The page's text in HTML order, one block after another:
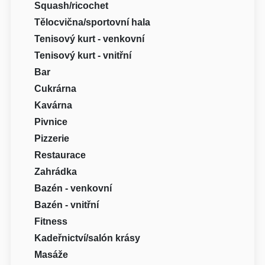
Squash/ricochet
Tělocvična/sportovní hala
Tenisový kurt - venkovní
Tenisový kurt - vnitřní
Bar
Cukrárna
Kavárna
Pivnice
Pizzerie
Restaurace
Zahrádka
Bazén - venkovní
Bazén - vnitřní
Fitness
Kadeřnictví/salón krásy
Masáže